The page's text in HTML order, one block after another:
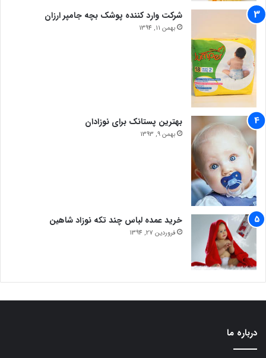
شرکت وارد کننده پوشک بچه جامپر ارزان
بهمن 11, 1394
بهترین پستانک برای نوزادان
بهمن 9, 1393
خرید عمده لباس چند تکه نوزاد شاهین
فروردین 27, 1394
درباره ما